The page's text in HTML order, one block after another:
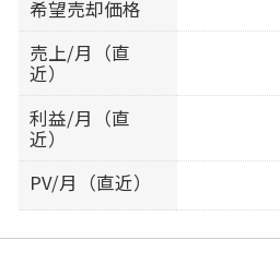
希望売却価格
売上/月（直
近）
利益/月（直
近）
PV/月（直近）